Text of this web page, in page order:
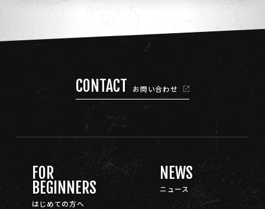
CONTACT お問い合わせ
FOR
BEGINNERS
はじめての方へ
NEWS
ニュース